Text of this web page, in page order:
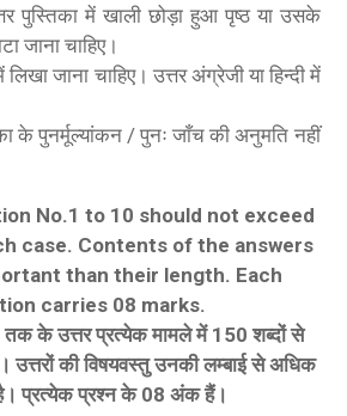
पुस्तिका में खाली छोड़ा हुआ पृष्ठ या उसके
जाना चाहिए।
जाना चाहिए। उत्तर अंग्रेजी या हिन्दी में
के पुनर्मूल्यांकन / पुनः जाँच की अनुमति नहीं
No.1 to 10 should not exceed
case. Contents of the answers
than their length. Each
carries 08 marks.
के उत्तर प्रत्येक मामले में 150 शब्दों से
उत्तरों की विषयवस्तु उनकी लम्बाई से अधिक
है। प्रत्येक प्रश्न के 08 अंक हैं।